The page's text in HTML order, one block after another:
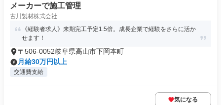
メーカーで施工管理
古川製材株式会社
《経験者求人》来期完工予定1.5倍。成長企業で経験をさらに活か
せます！
〒506-0052岐阜県高山市下岡本町
月給30万円以上
交通費支給
気になる